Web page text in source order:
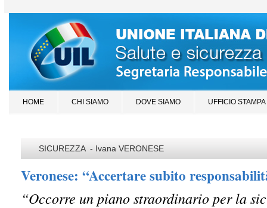
HOME CHI SIAMO DOVE SIAMO UFFICIO STAMPA
SICUREZZA - Ivana VERONESE
Veronese: “Accertare subito
“Occorre un piano straordinario per la